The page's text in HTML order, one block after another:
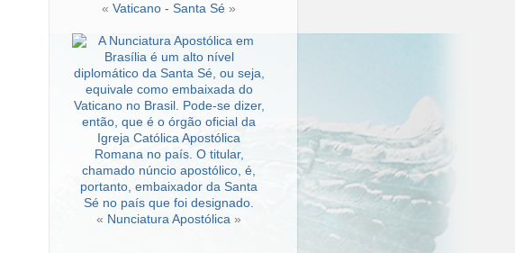
« Vaticano - Santa Sé »
« Nunciatura Apostólica »